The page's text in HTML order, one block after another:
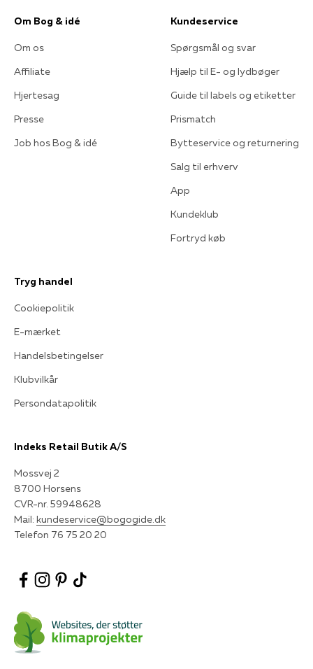
Om Bog & idé
Om os
Affiliate
Hjertesag
Presse
Job hos Bog & idé
Kundeservice
Spørgsmål og svar
Hjælp til E- og lydbøger
Guide til labels og etiketter
Prismatch
Bytteservice og returnering
Salg til erhverv
App
Kundeklub
Fortryd køb
Tryg handel
Cookiepolitik
E-mærket
Handelsbetingelser
Klubvilkår
Persondatapolitik
Indeks Retail Butik A/S
Mossvej 2
8700 Horsens
CVR-nr. 59948628
Mail: kundeservice@bogogide.dk
Telefon 76 75 20 20